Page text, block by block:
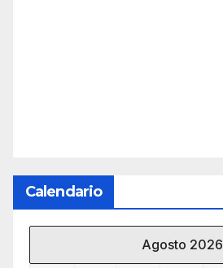
Calendario
Agosto 2026